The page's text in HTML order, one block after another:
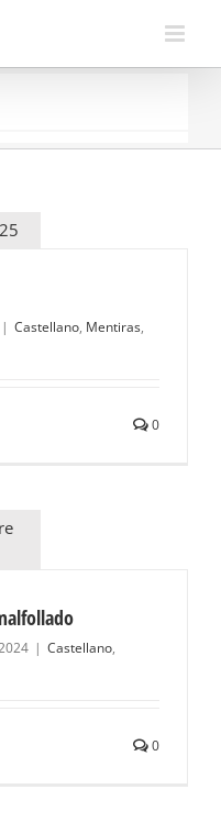
| Castellano, Mentiras,
0
| Castellano,
0